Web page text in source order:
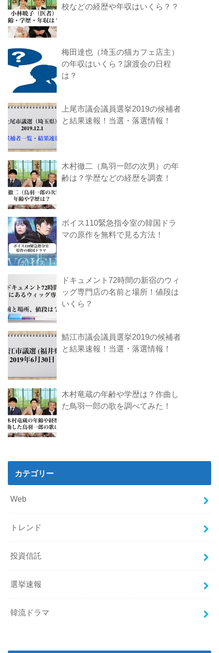
校などの経歴や年収はいくら？？
梅田達也（埼玉の猫カフェ店主）
の年収はいくら？譲渡会の日程
は？
上尾市議会議員選挙2019の候補者
と結果速報！当選・落選情報！
木村徹二（鳥羽一郎の次男）の年
齢は？学歴などの経歴を調査！
ボイス110緊急指令室の韓国ドラ
マの原作を無料で見る方法！
ドキュメント72時間の新宿のウィ
ッグ専門店の名前と場所！値段は
いくら？
鯖江市議会議員選挙2019の候補者
と結果速報！当選・落選情報！
木村竜蔵の年齢や学歴は？作曲し
た鳥羽一郎の歌を調べてみた！
カテゴリー
Web
トレンド
投資信託
選挙速報
韓流ドラマ